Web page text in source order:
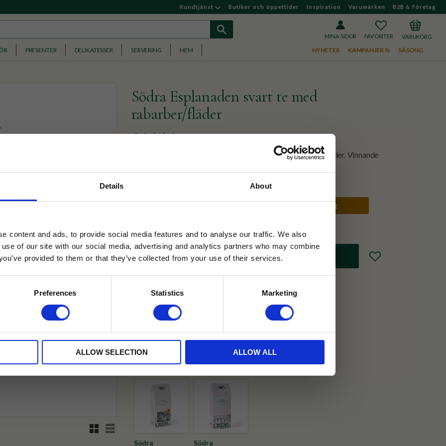
Details About
content and ads, to provide social media features and to analyse our traffic. We also
of our site with our social media, advertising and analytics partners who may combine
provided to them or that they’ve collected from your use of their services.
Preferences Statistics Marketing
ALLOW SELECTION ALLOW ALL
Kundtjänst Butiker och öppettider Inspiration Varumärken B2B & Företag
MINA SIDOR
FAVORITERKUNDVAGN
PRESENTER DELIKATESSER SERVERING HEM NYHETER KAMPANJER % SÄSONG
Södra Esplanaden svart te med
rabarber/fläder
Ett svart te med syrlig rabarber, söt kvitten och blommig fläder. Vinnande
RutnätsvyListvy
1kg
89KR
Lägg till i favoriter
✓ Betala direkt eller inom 30 dagar
✓ Gratis teprov i varje beställning
Södra Södra
Läs mer
Rabatten fungerar endast
med andra erbjudanden.